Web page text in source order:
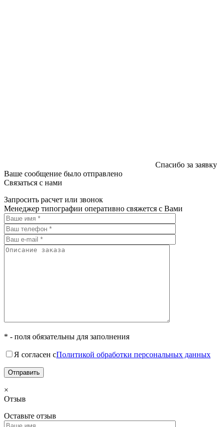
Спасибо за заявку
Ваше сообщение было отправлено
Связаться с нами
Запросить расчет или звонок
Менеджер типографии оперативно свяжется с Вами
* - поля обязательны для заполнения
Я согласен сПолитикой обработки персональных данных
×
Отзыв
Оставьте отзыв